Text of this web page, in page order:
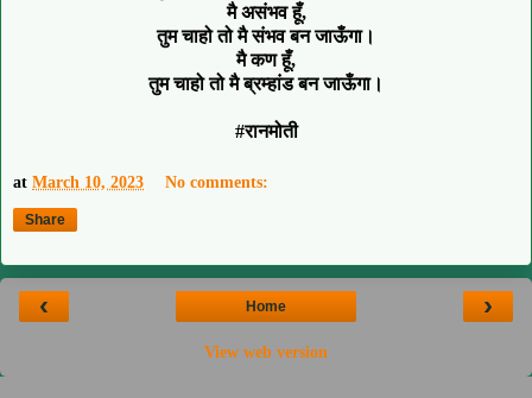
मै असंभव हूँ,
तुम चाहो तो मै संभव बन जाऊँगा।
मै कण हूँ,
तुम चाहो तो मै ब्रम्हांड बन जाऊँगा।
#रानमोती
at March 10, 2023 No comments:
Share
‹ ›
Home
View web version